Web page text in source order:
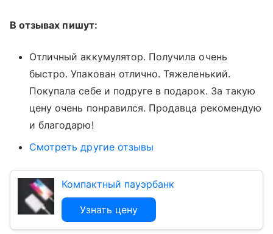
В отзывах пишут:
Отличный аккумулятор. Получила очень
быстро. Упакован отлично. Тяжеленький.
Покупала себе и подруге в подарок. За такую
цену очень понравился. Продавца рекомендую
и благодарю!
Смотреть другие отзывы
Компактный пауэрбанк
Узнать цену